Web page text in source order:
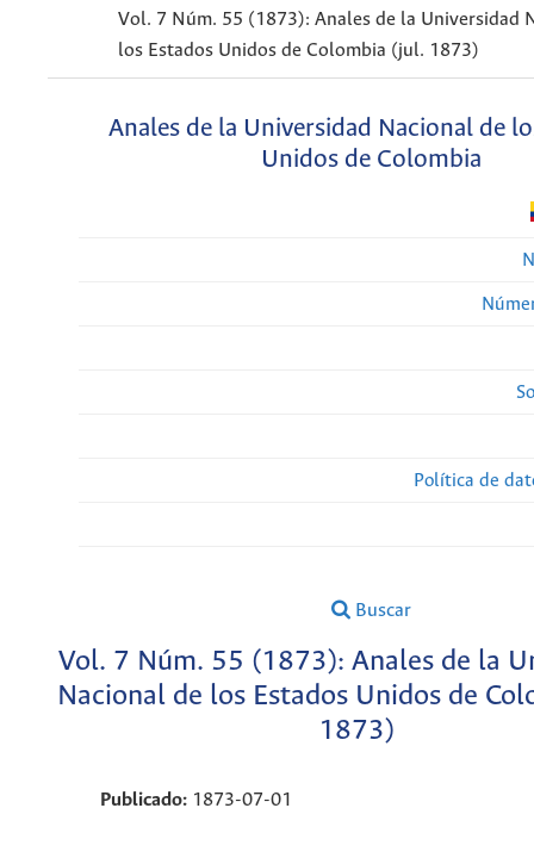
Vol. 7 Núm. 55 (1873): Anales de la Universidad
los Estados Unidos de Colombia (jul. 1873)
Anales de la Universidad Nacional de
Unidos de Colombia
Política de
Buscar
Vol. 7 Núm. 55 (1873): Anales de la
Nacional de los Estados Unidos de
1873)
Publicado: 1873-07-01